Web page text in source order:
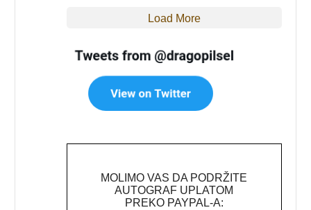
Load More
MOLIMO VAS DA PODRŽITE
AUTOGRAF UPLATOM
PREKO PAYPAL-A: